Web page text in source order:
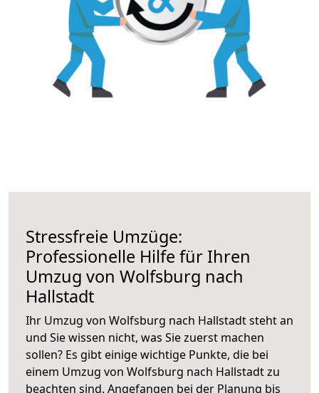
Stressfreie Umzüge:
Professionelle Hilfe für Ihren
Umzug von Wolfsburg nach
Hallstadt
Ihr Umzug von Wolfsburg nach Hallstadt steht an
und Sie wissen nicht, was Sie zuerst machen
sollen? Es gibt einige wichtige Punkte, die bei
einem Umzug von Wolfsburg nach Hallstadt zu
beachten sind. Angefangen bei der Planung bis